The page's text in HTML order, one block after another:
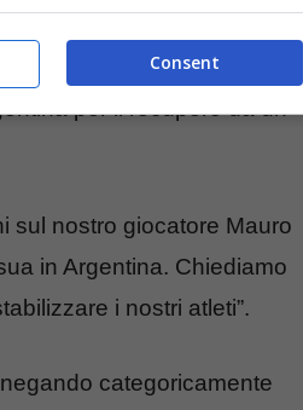
le speculazioni non
potenzialmente
per il recupero da un
sul nostro giocatore Mauro
in Argentina. Chiediamo
i nostri atleti”.
categoricamente
Consent